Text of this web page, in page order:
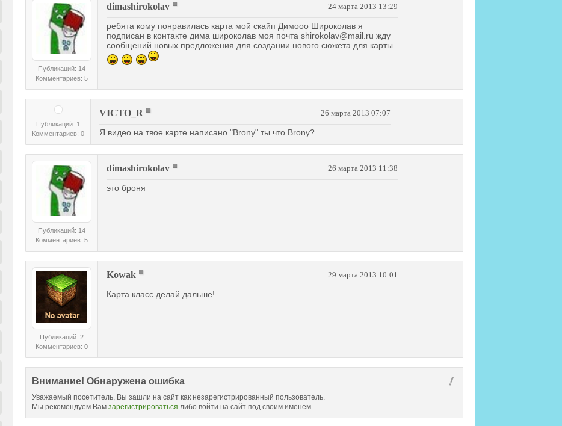
Публикаций: 14
Комментариев: 5
dimashirokolav 24 марта 2013 13:29
ребята кому понравилась карта мой скайп Димооо Широколав я
подписан в контакте дима широколав моя почта shirokolav@mail.ru жду
сообщений новых предложения для создании нового сюжета для карты
Публикаций: 1
Комментариев: 0
VICTO_R 26 марта 2013 07:07
Я видео на твое карте написано "Brony" ты что Brony?
Публикаций: 14
Комментариев: 5
dimashirokolav 26 марта 2013 11:38
это броня
Публикаций: 2
Комментариев: 0
Kowak 29 марта 2013 10:01
Карта класс делай дальше!
Внимание! Обнаружена ошибка
Уважаемый посетитель, Вы зашли на сайт как незарегистрированный пользователь.
Мы рекомендуем Вам зарегистрироваться либо войти на сайт под своим именем.